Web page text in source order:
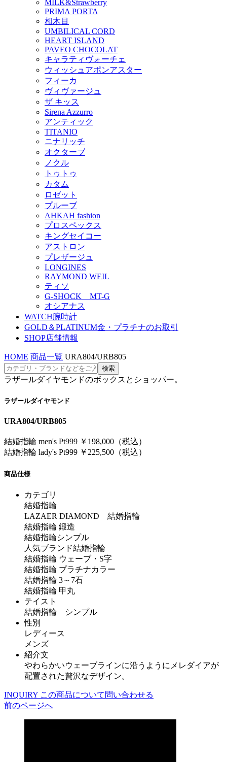
MILK&Strawberry
PRIMA PORTA
相木目
UMBILICAL CORD
HEART ISLAND
PAVEO CHOCOLAT
キャラティヴォーチェ
ウィッシュアポンアスター
フィーカ
ヴィヴァージュ
ザ キッス
Sirena Azzurro
アンティック
TITANIO
ニナリッチ
オクターブ
ノクル
トゥトゥ
カタム
ロゼット
プルーブ
AHKAH fashion
プロスペックス
キングセイコー
アストロン
プレザージュ
LONGINES
RAYMOND WEIL
ティソ
G-SHOCK MT-G
オシアナス
WATCH腕時計
GOLD＆PLATINUM金・プラチナのお取引
SHOP店舗情報
HOME 商品一覧 URA804/URB805
ラザールダイヤモンドのボックスとショッパー。
ラザールダイヤモンド
URA804/URB805
結婚指輪 men's Pt999 ￥198,000（税込）
結婚指輪 lady's Pt999 ￥225,500（税込）
商品仕様
カテゴリ
結婚指輪
LAZAER DIAMOND 結婚指輪
結婚指輪 鍛造
結婚指輪シンプル
人気ブランド結婚指輪
結婚指輪 ウェーブ・S字
結婚指輪 プラチナカラー
結婚指輪 3～7石
結婚指輪 甲丸
テイスト
結婚指輪 シンプル
性別
レディース
メンズ
紹介文
やわらかいウェーブラインに沿うようにメレダイアが
配置された贅沢なデザイン。
INQUIRY この商品について問い合わせる
前のページへ